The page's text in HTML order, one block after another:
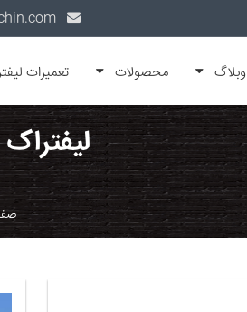
وبلاگ محصولات تعمیرات